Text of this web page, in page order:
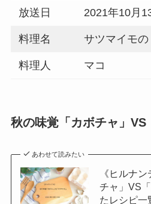
放送日 2021年10月
料理名 サツマイモ
料理人 マコ
秋の味覚「カボチャ」VS
あわせて読みたい
《ヒルナ
チャ」VS
たレシピ一